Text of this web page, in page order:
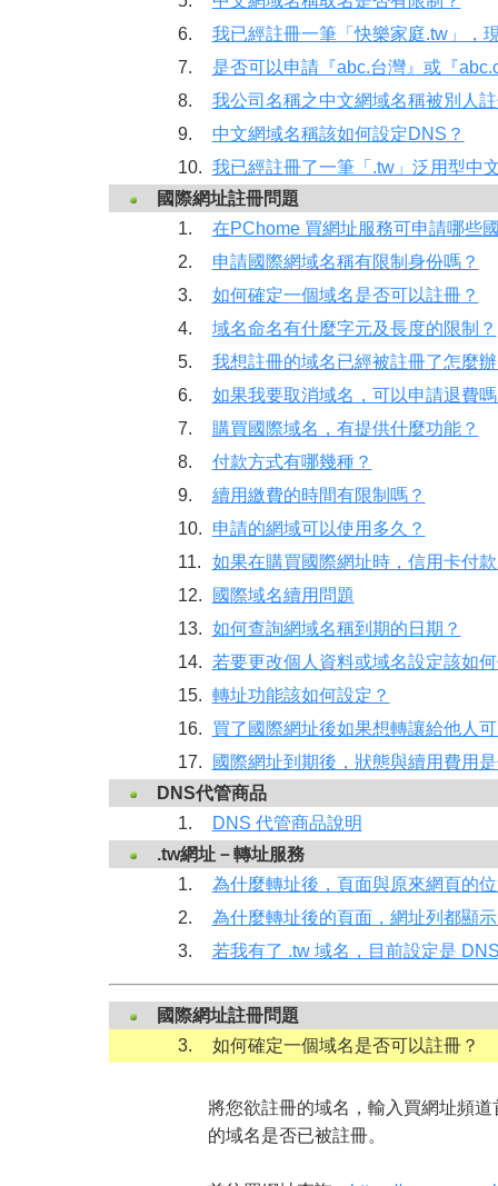
6.
我已經註冊一筆「快樂家庭.tw」，
7.
是否可以申請『abc.台灣』或『
8.
我公司名稱之中文網域名稱被別人
9.
中文網域名稱該如何設定DNS？
10. 我已經註冊了一筆「.tw」泛用型中
國際網址註冊問題
1.
在PChome 買網址服務可申請哪些
2.
申請國際網域名稱有限制身份嗎？
3.
如何確定一個域名是否可以註冊？
4.
域名命名有什麼字元及長度的限制？
5.
我想註冊的域名已經被註冊了怎麼
6.
如果我要取消域名，可以申請退費
7.
購買國際域名，有提供什麼功能？
8.
付款方式有哪幾種？
9.
續用繳費的時間有限制嗎？
10.
申請的網域可以使用多久？
11.
如果在購買國際網址時，信用卡付
12.
國際域名續用問題
13. 如何查詢網域名稱到期的日期？
14.
若要更改個人資料或域名設定該如
15. 轉址功能該如何設定？
16.
買了國際網址後如果想轉讓給他人
17.
國際網址到期後，狀態與續用費用
DNS代管商品
1.
DNS 代管商品說明
.tw網址－轉址服務
1.
為什麼轉址後，頁面與原來網頁的
2.
為什麼轉址後的頁面，網址列都顯
3.
若我有了 .tw 域名，目前設定是
國際網址註冊問題
3.
如何確定一個域名是否可以註冊？
將您欲註冊的域名，輸入買網址頻
的域名是否已被註冊。